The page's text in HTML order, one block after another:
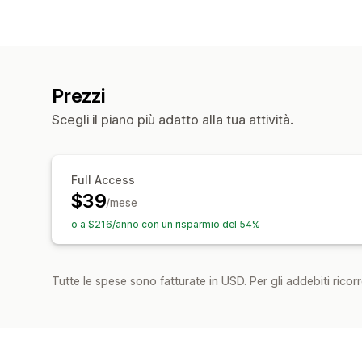
Prezzi
Scegli il piano più adatto alla tua attività.
Full Access
$39/mese
o a $216/anno con un risparmio del 54%
Tutte le spese sono fatturate in USD. Per gli addebiti